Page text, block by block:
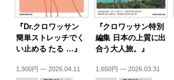
『Dr.クロワッサン
簡単ストレッチでく
い止める たる …』
1,300円 — 2026.04.11
『クロワッサン特別
編集 日本の上質に出
合う大人旅。』
1,650円 — 2026.03.31